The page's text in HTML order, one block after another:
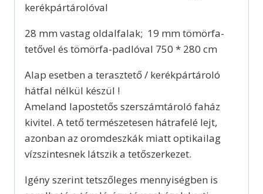
kerékpártárolóval
28 mm vastag oldalfalak; 19 mm tömörfa-
tetővel és tömörfa-padlóval 750 * 280 cm
Alap esetben a terasztető / kerékpártároló
hátfal nélkül készül !
Ameland lapostetős szerszámtároló faház
kivitel. A tető természetesen hátrafelé lejt,
azonban az oromdeszkák miatt optikailag
vízszintesnek látszik a tetőszerkezet.
Igény szerint tetszőleges mennyiségben is